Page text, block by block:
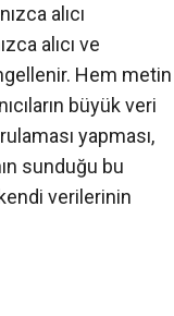
alıcı
alıcı ve
Hem metin
büyük veri
yapması,
sunduğu bu
verilerinin